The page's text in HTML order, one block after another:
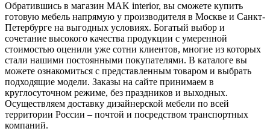
Обратившись в магазин MAK interior, вы сможете купить
готовую мебель напрямую у производителя в Москве и Санкт-
Петербурге на выгодных условиях. Богатый выбор и
сочетание высокого качества продукции с умеренной
стоимостью оценили уже сотни клиентов, многие из которых
стали нашими постоянными покупателями. В каталоге вы
можете ознакомиться с представленным товаром и выбрать
подходящие модели. Заказы на сайте принимаем в
круглосуточном режиме, без праздников и выходных.
Осуществляем доставку дизайнерской мебели по всей
территории России – почтой и посредством транспортных
компаний.